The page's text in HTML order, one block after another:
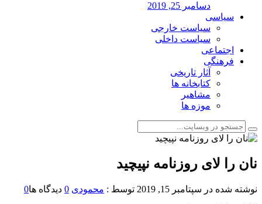
دسامبر 25, 2019
سیاسی
سیاست خارجی
سیاست داخلی
اجتماعی
فرهنگی
آثار تاریخی
کتابخانه ها
مشاهیر
موزه ها
نان را لای روزنامه نپیچید
نوشته شده در سپتامبر 15, 2019 توسط : محمودی 0 دیدگاه ها0